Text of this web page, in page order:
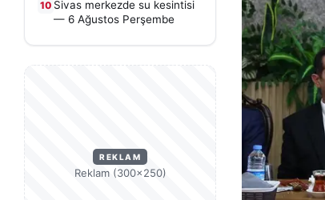
10 Sivas merkezde su kesintisi
— 6 Ağustos Perşembe
REKLAM
Reklam (300×250)